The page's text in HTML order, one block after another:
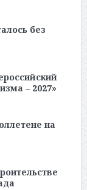
без
– 2027»
на